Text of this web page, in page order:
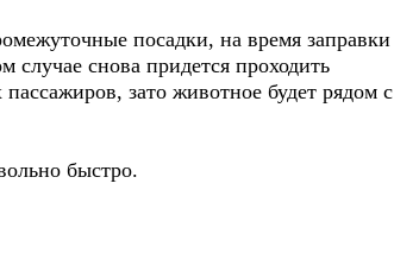
посадки, на время заправки
снова придется проходить
зато животное будет рядом с
быстро.